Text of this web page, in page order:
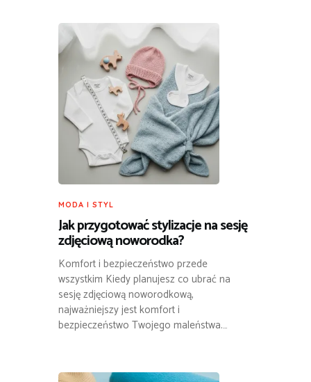
MODA I STYL
Jak przygotować stylizacje na sesję
zdjęciową noworodka?
Komfort i bezpieczeństwo przede
wszystkim Kiedy planujesz co ubrać na
sesję zdjęciową noworodkową,
najważniejszy jest komfort i
bezpieczeństwo Twojego maleństwa.…